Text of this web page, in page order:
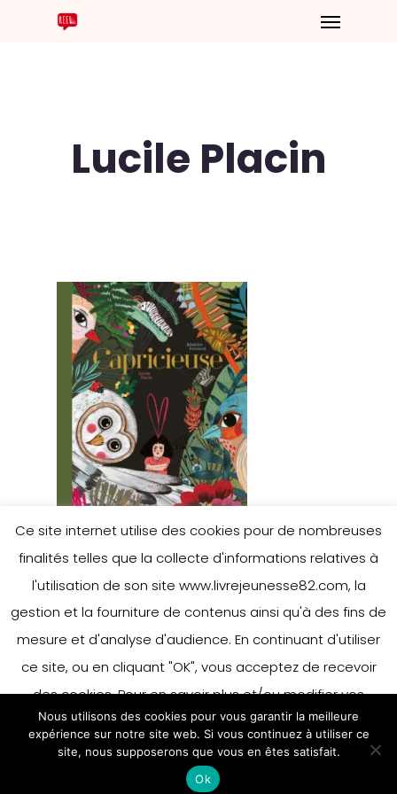
Lucile Placin
Ce site internet utilise des cookies pour de nombreuses
finalités telles que la collecte d'informations relatives à
l'utilisation de son site www.livrejeunesse82.com, la
gestion et la fourniture de contenus ainsi qu'à des fins de
mesure et d'analyse d'audience. En continuant d'utiliser
ce site, ou en cliquant "OK", vous acceptez de recevoir
des cookies. Pour en savoir plus et/ou modifier vos
préférences en matière de cookies, merci de vous référer
à notre politique sur les cookies.
Accepter
En savoir plus
Nous utilisons des cookies pour vous garantir la meilleure
expérience sur notre site web. Si vous continuez à utiliser ce
site, nous supposerons que vous en êtes satisfait.
Ok